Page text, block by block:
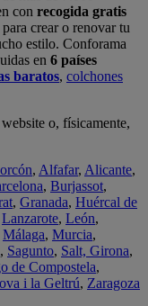
con recogida gratis
crear o renovar tu
estilo. Conforama
en 6 países
baratos, colchones
o, físicamente,
, Alfafar, Alicante,
, Burjassot,
, Granada, Huércal de
Lanzarote, León,
Málaga, Murcia,
, Sagunto, Salt, Girona,
de Compostela,
i la Geltrú, Zaragoza